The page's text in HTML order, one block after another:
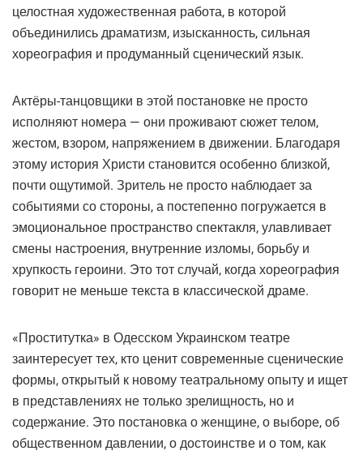
целостная художественная работа, в которой
объединились драматизм, изысканность, сильная
хореография и продуманный сценический язык.
Актёры-танцовщики в этой постановке не просто
исполняют номера — они проживают сюжет телом,
жестом, взором, напряжением в движении. Благодаря
этому история Христи становится особенно близкой,
почти ощутимой. Зритель не просто наблюдает за
событиями со стороны, а постепенно погружается в
эмоциональное пространство спектакля, улавливает
смены настроения, внутренние изломы, борьбу и
хрупкость героини. Это тот случай, когда хореография
говорит не меньше текста в классической драме.
«Проститутка» в Одесском Украинском театре
заинтересует тех, кто ценит современные сценические
формы, открытый к новому театральному опыту и ищет
в представлениях не только зрелищность, но и
содержание. Это постановка о женщине, о выборе, об
общественном давлении, о достоинстве и о том, как